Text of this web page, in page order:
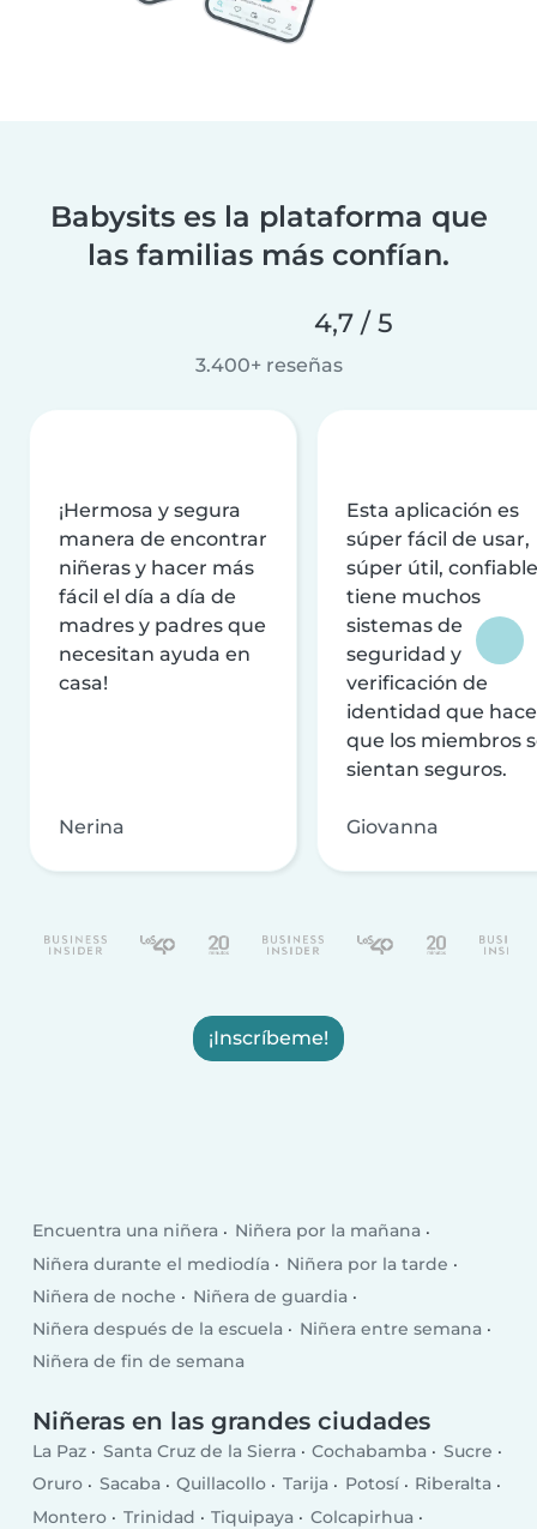
Babysits es la plataforma que
las familias más confían.
4,7 / 5
3.400+ reseñas
¡Hermosa y segura
manera de encontrar
niñeras y hacer más
fácil el día a día de
madres y padres que
necesitan ayuda en
casa!
Nerina
Esta aplicación es
súper fácil de usar,
súper útil,
tiene muchos
sistemas de
seguridad y
verificación de
identidad que
que los miembros
sientan seguros.
Giovanna
¡Inscríbeme!
Encuentra una niñera
Niñera por la mañana
Niñera durante el mediodía
Niñera por la tarde
Niñera de noche
Niñera de guardia
Niñera después de la escuela
Niñera entre semana
Niñera de fin de semana
Niñeras en las grandes ciudades
La Paz Santa Cruz de la Sierra Cochabamba
Sucre
Oruro
Sacaba Quillacollo Tarija Potosí
Riberalta
Montero
Trinidad Tiquipaya
Colcapirhua